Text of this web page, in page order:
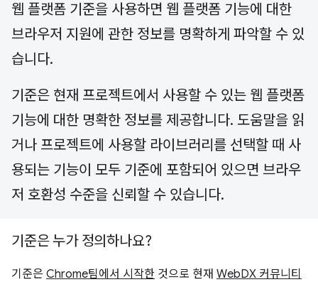
웹 플랫폼 기준을 사용하면 웹 플랫폼 기능에 대한
브라우저 지원에 관한 정보를 명확하게 파악할 수 있
습니다.
기준은 현재 프로젝트에서 사용할 수 있는 웹 플랫폼
기능에 대한 명확한 정보를 제공합니다. 도움말을 읽
거나 프로젝트에 사용할 라이브러리를 선택할 때 사
용되는 기능이 모두 기준에 포함되어 있으면 브라우
저 호환성 수준을 신뢰할 수 있습니다.
기준은 누가 정의하나요?
기준은 Chrome팀에서 시작한 것으로 현재 WebDX 커뮤니티